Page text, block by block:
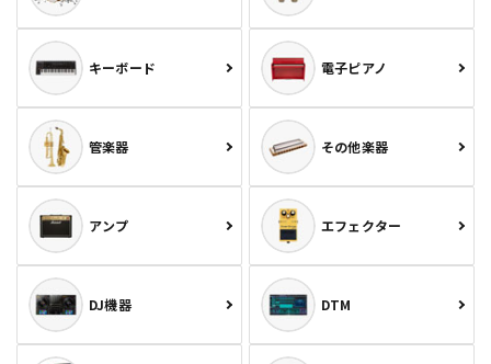
キーボード 電子ピアノ
管楽器 その他楽器
アンプ エフェクター
DJ機器 DTM